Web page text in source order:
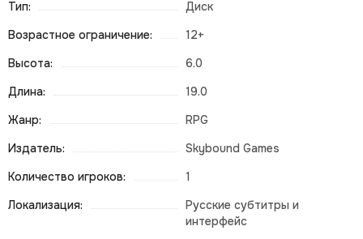
Тип:
Диск
Возрастное ограничение:
12+
Высота:
6.0
Длина:
19.0
Жанр:
RPG
Издатель:
Skybound Games
Количество игроков:
1
Локализация:
Русские субтитры и
интерфейс